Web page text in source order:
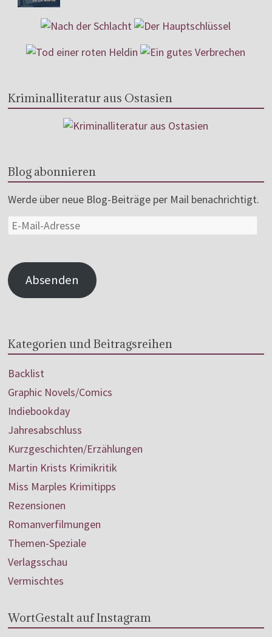
Kriminalliteratur aus Ostasien
Blog abonnieren
Werde über neue Blog-Beiträge per Mail benachrichtigt.
Absenden
Kategorien und Beitragsreihen
Backlist
Graphic Novels/Comics
Indiebookday
Jahresabschluss
Kurzgeschichten/Erzählungen
Martin Krists Krimikritik
Miss Marples Krimitipps
Rezensionen
Romanverfilmungen
Themen-Speziale
Verlagsschau
Vermischtes
WortGestalt auf Instagram